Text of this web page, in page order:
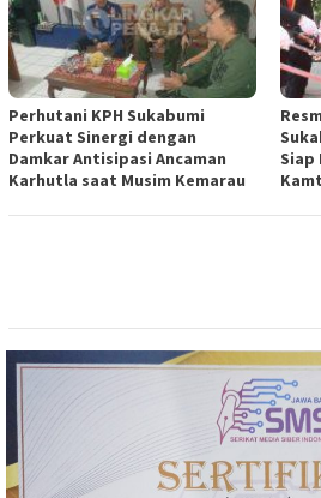
Perhutani KPH Sukabumi
Perkuat Sinergi dengan
Damkar Antisipasi Ancaman
Karhutla saat Musim Kemarau
Siap